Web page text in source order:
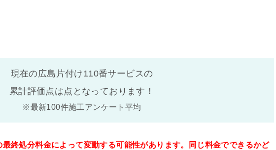
現在の広島片付け110番サービスの
累計評価点は点となっております！
※最新100件施工アンケート平均
終処分料金によって変動する可能性があります。同じ料金でできるかど